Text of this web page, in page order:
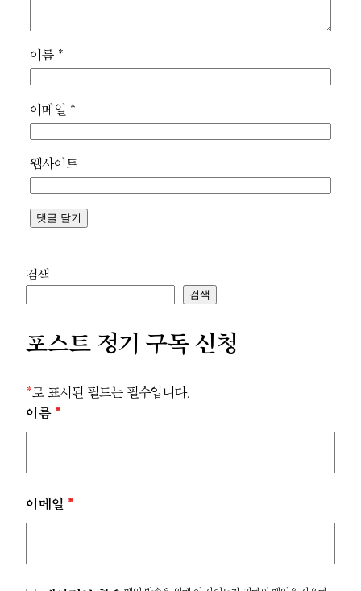
이름 *
이메일 *
웹사이트
검색
검색
포스트 정기 구독 신청
*로 표시된 필드는 필수입니다.
이름 *
이메일 *